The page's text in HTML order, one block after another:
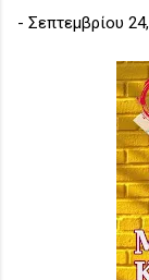
- Σεπτεμβρίου